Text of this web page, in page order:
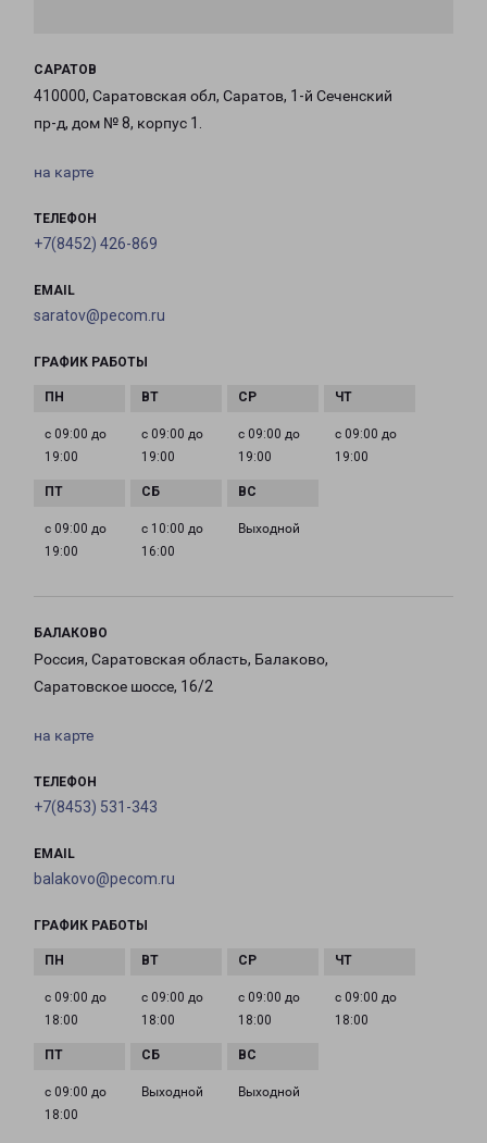
САРАТОВ
410000, Саратовская обл, Саратов, 1-й Сеченский
пр-д, дом № 8, корпус 1.
на карте
ТЕЛЕФОН
+7(8452) 426-869
EMAIL
saratov@pecom.ru
ГРАФИК РАБОТЫ
с 09:00 до
19:00
с 09:00 до
19:00
с 09:00 до
19:00
с 09:00 до
19:00
с 09:00 до
19:00
с 10:00 до
16:00
Выходной
БАЛАКОВО
Россия, Саратовская область, Балаково,
Саратовское шоссе, 16/2
на карте
ТЕЛЕФОН
+7(8453) 531-343
EMAIL
balakovo@pecom.ru
ГРАФИК РАБОТЫ
с 09:00 до
18:00
с 09:00 до
18:00
с 09:00 до
18:00
с 09:00 до
18:00
с 09:00 до
18:00
Выходной Выходной